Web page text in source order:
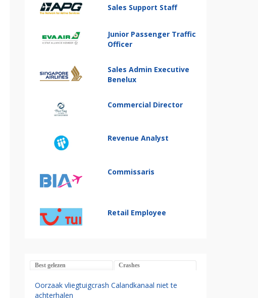
Sales Support Staff
Junior Passenger Traffic
Officer
Sales Admin Executive
Benelux
Commercial Director
Revenue Analyst
Commissaris
Retail Employee
Best gelezen Crashes
Oorzaak vliegtuigcrash Calandkanaal niet te
achterhalen